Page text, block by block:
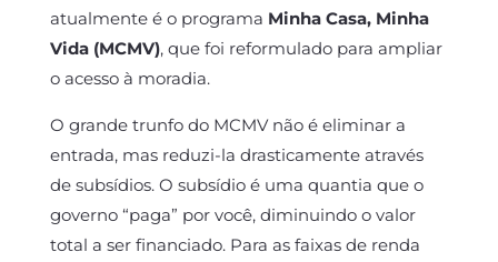
atualmente é o programa Minha Casa, Minha
Vida (MCMV), que foi reformulado para ampliar
o acesso à moradia.
O grande trunfo do MCMV não é eliminar a
entrada, mas reduzi-la drasticamente através
de subsídios. O subsídio é uma quantia que o
governo “paga” por você, diminuindo o valor
total a ser financiado. Para as faixas de renda